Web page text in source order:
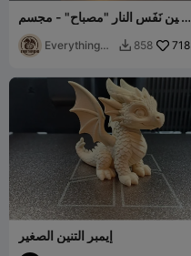
تنين نَفَس النار "مصباح" - مجسم
DND
EverythingD
 858 718
إيمبر التنين الصغير